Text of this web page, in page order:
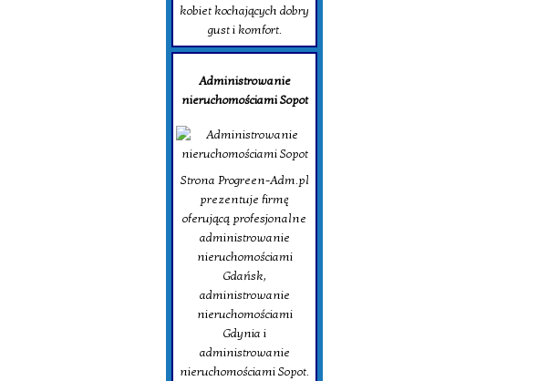
kobiet kochających dobry
gust i komfort.
Administrowanie
nieruchomościami Sopot
Strona Progreen-Adm.pl
prezentuje firmę
oferującą profesjonalne
administrowanie
nieruchomościami
Gdańsk,
administrowanie
nieruchomościami
Gdynia i
administrowanie
nieruchomościami Sopot.